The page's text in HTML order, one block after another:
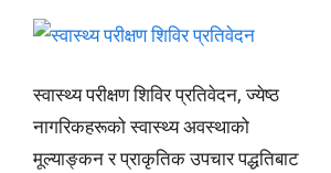
स्वास्थ्य परीक्षण शिविर प्रतिवेदन, ज्येष्ठ
नागरिकहरूको स्वास्थ्य अवस्थाको
मूल्याङ्कन र प्राकृतिक उपचार पद्धतिबाट